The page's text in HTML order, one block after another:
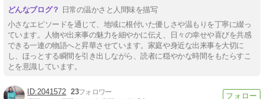
日常の温かさと人間味を描写
小さなエピソードを通じて、地域に根付いた優しさや温もりを丁寧に綴っ
ています。人物や出来事の魅力を細やかに伝え、日々の幸せや喜びを共感
できる一連の物語へと昇華させています。家庭や身近な出来事を大切に
し、ほっとする瞬間を引き出しながら、読者に穏やかな時間をもたらすこ
とを意識しています。
2041572 23